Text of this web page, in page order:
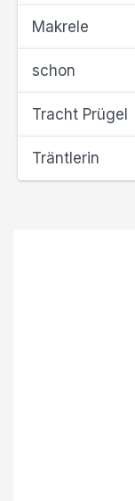
Makrele
schon
Tracht Prügel
Träntlerin